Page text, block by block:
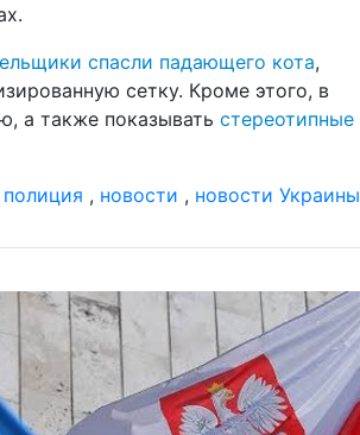
спасли падающего кота,
сетку. Кроме этого, в
а также показывать стереотипные
полиция , новости , новости Украины